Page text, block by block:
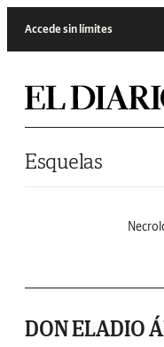
Accede sin límites
Esquelas
DON ELADIO